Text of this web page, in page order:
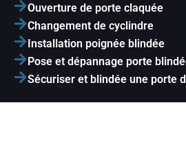
Ouverture de porte claquée
Changement de cyclindre
Installation poignée blindée
Pose et dépannage porte
Sécuriser et blindée une porte